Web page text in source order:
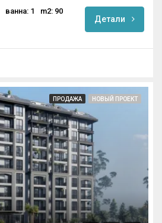
ванна: 1
m2: 90
Детали
ПРОДАЖА НОВЫЙ ПРОЕКТ